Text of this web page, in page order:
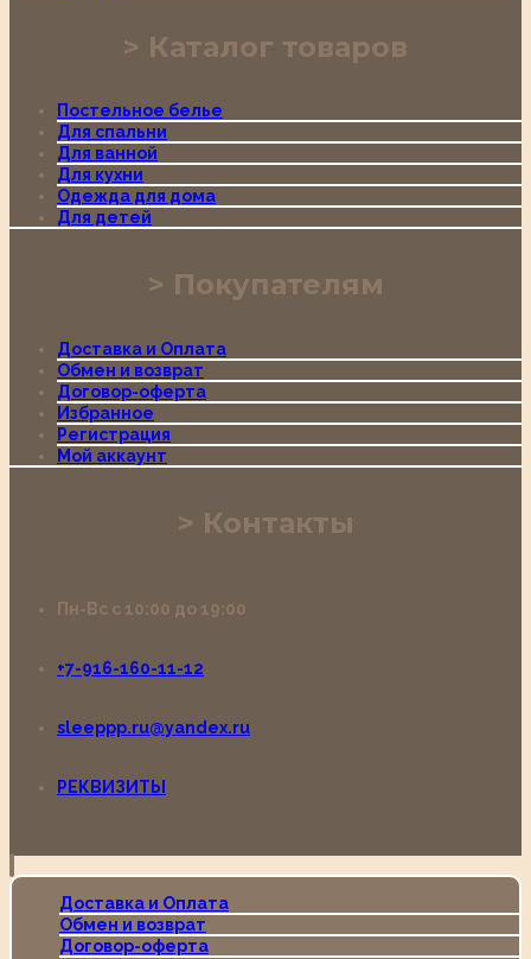
Каталог товаров
Постельное белье
Для спальни
Для ванной
Для кухни
Одежда для дома
Для детей
Покупателям
Доставка и Оплата
Обмен и возврат
Договор-оферта
Избранное
Регистрация
Мой аккаунт
Контакты
Пн-Вс с 10:00 до 19:00
+7-916-160-11-12
sleeppp.ru@yandex.ru
РЕКВИЗИТЫ
Доставка и Оплата
Обмен и возврат
Договор-оферта